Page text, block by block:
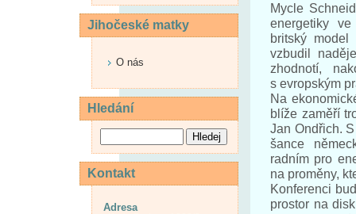
Mycle
energetiky
britský model
vzbudil
zhodnotí,
s evropským
Na
blíže zaměří
Jan Ondřich.
šance
radním pro
na proměny,
Konferenci
prostor na
Jihočeské matky
O nás
Hledání
Kontakt
Adresa